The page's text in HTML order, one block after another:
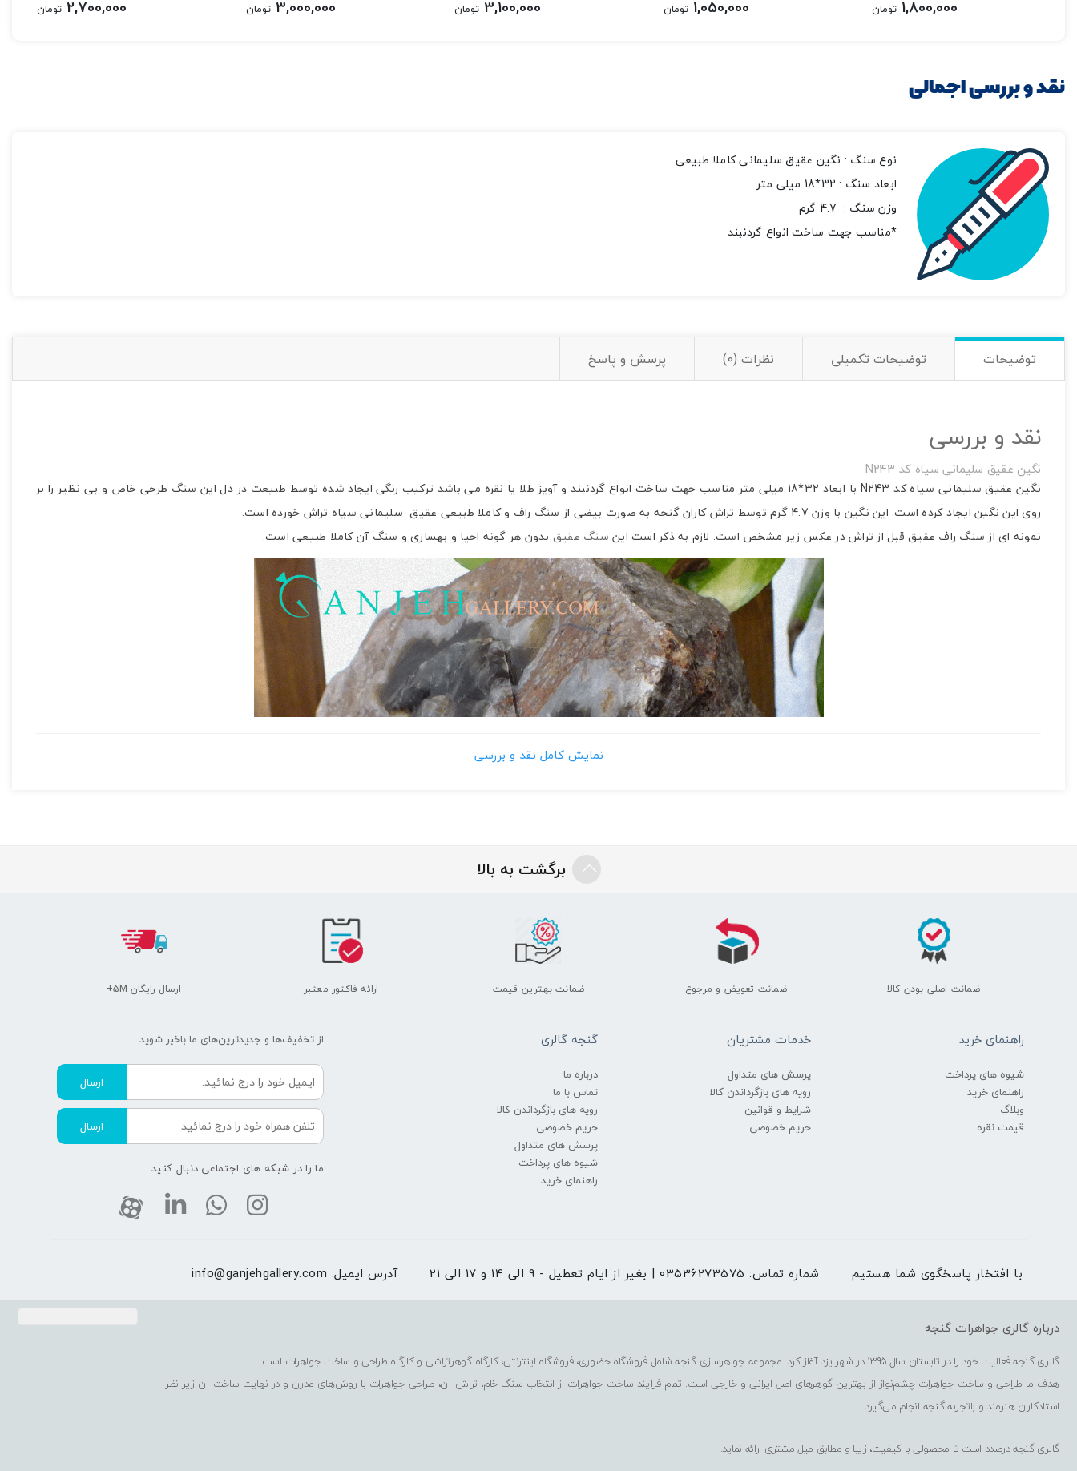
1,800,000 تومان 1,050,000 تومان 3,100,000 تومان 3,000,000 تومان 2,700,000 تومان
نقد و بررسی اجمالی
نوع سنگ : نگین عقیق سلیمانی کاملا طبیعی
ابعاد سنگ : 32*18 میلی متر
وزن سنگ : 4.7 گرم
*مناسب جهت ساخت انواع گردنبند
توضیحات توضیحات تکمیلی نظرات (0) پرسش و پاسخ
نقد و بررسی
نگین عقیق سلیمانی سیاه کد N243
نگین عقیق سلیمانی سیاه کد N243 با ابعاد 32*18 میلی متر مناسب جهت ساخت انواع گردنبند و آویز طلا یا نقره می باشد ترکیب رنگی ایجاد شده توسط طبیعت در دل این سنگ طرحی خاص و بی نظیر را بر
روی این نگین ایجاد کرده است. این نگین با وزن 4.7 گرم توسط تراش کاران گنجه به صورت بیضی از سنگ راف و کاملا طبیعی عقیق سلیمانی سیاه تراش خورده است.
نمونه ای از سنگ راف عقیق قبل از تراش در عکس زیر مشخص است. لازم به ذکر است این سنگ عقیق بدون هر گونه احیا و بهسازی و سنگ آن کاملا طبیعی است.
نمایش کامل نقد و بررسی
برگشت به بالا
ضمانت اصلی بودن کالا ضمانت تعویض و مرجوع ضمانت بهترین قیمت ارائه فاکتور معتبر ارسال رایگان 5M+
راهنمای خرید
شیوه های پرداخت
راهنمای خرید
وبلاگ
قیمت نقره
خدمات مشتریان
پرسش های متداول
رویه های بازگرداندن کالا
شرایط و قوانین
حریم خصوصی
گنجه گالری
درباره ما
تماس با ما
رویه های بازگرداندن کالا
حریم خصوصی
پرسش های متداول
شیوه های پرداخت
راهنمای خرید
از تخفیف‌ها و جدیدترین‌های ما‌ باخبر شوید:
ارسال
ارسال
ما را در شبکه های اجتماعی دنبال کنید.
با افتخار پاسخگوی شما هستیم شماره تماس: 03536273575 | بغیر از ایام تعطیل - 9 الی 14 و 17 الی 21 آدرس ایمیل: info@ganjehgallery.com
درباره گالری جواهرات گنجه
گالری گنجه فعالیت خود را در تابستان سال 1395 در شهر یزد آغاز کرد. مجموعه جواهرسازی گنجه شامل فروشگاه حضوری، فروشگاه اینترنتی، کارگاه گوهرتراشی و کارگاه طراحی و ساخت جواهرات است.
هدف ما طراحی و ساخت جواهرات چشم‌نواز از بهترین گوهرهای اصل ایرانی و خارجی است. تمام فرآیند ساخت جواهرات از انتخاب سنگ خام، تراش آن، طراحی جواهرات با روش‌های مدرن و در نهایت ساخت آن زیر نظر
استادکاران هنرمند و باتجربه گنجه انجام می‌گیرد.
گالری گنجه درصدد است تا محصولی با کیفیت، زیبا و مطابق میل مشتری ارائه نماید.